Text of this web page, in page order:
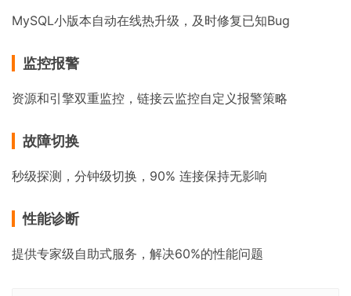
MySQL小版本自动在线热升级，及时修复已知Bug
监控报警
资源和引擎双重监控，链接云监控自定义报警策略
故障切换
秒级探测，分钟级切换，90% 连接保持无影响
性能诊断
提供专家级自助式服务，解决60%的性能问题